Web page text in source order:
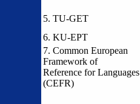
5. TU-GET
6. KU-EPT
7. Common European
Framework of
Reference for Languages
(CEFR)